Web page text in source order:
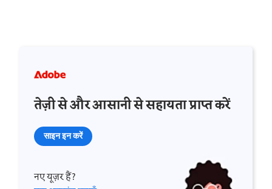
तेज़ी से और आसानी से सहायता प्राप्त करें
साइन इन करें
नए यूज़र हैं?